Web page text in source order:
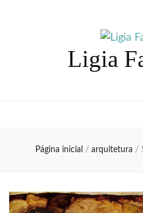
Ligia
Página inicial / arquitetura /